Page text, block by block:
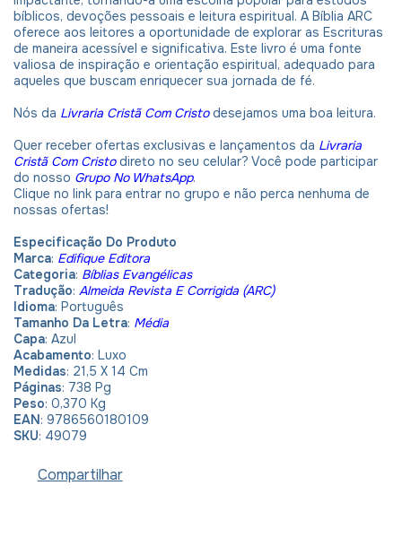
bíblicos, devoções pessoais e leitura espiritual. A Bíblia ARC
oferece aos leitores a oportunidade de explorar as Escrituras
de maneira acessível e significativa. Este livro é uma fonte
valiosa de inspiração e orientação espiritual, adequado para
aqueles que buscam enriquecer sua jornada de fé.
Nós da Livraria Cristã Com Cristodesejamos uma boa leitura.
Quer receber ofertas exclusivas e lançamentos da Livraria
Cristã Com Cristo direto no seu celular? Você pode participar
do nosso Grupo No WhatsApp.
Clique no link para entrar no grupo e não perca nenhuma de
nossas ofertas!
Especificação Do Produto
Marca: Edifique Editora
Categoria: Bíblias Evangélicas
Tradução: Almeida Revista E Corrigida (ARC)
Idioma: Português
Tamanho Da Letra: Média
Capa: Azul
Acabamento: Luxo
Medidas: 21,5 X 14 Cm
Páginas: 738 Pg
Peso: 0,370 Kg
EAN: 9786560180109
SKU: 49079
Compartilhar